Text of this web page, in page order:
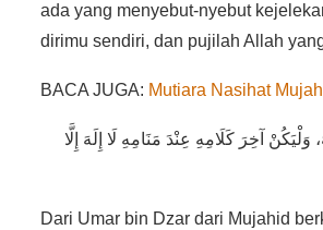
ada yang menyebut-nyebut
dirimu sendiri, dan pujilah Allah
BACA JUGA: Mutiara Nasihat
آخِرَ كَلَامِهِ عِنْدَ مَنَامِهِ لَا إِلَهَ إِلَّا
Dari Umar bin Dzar dari Mujahid